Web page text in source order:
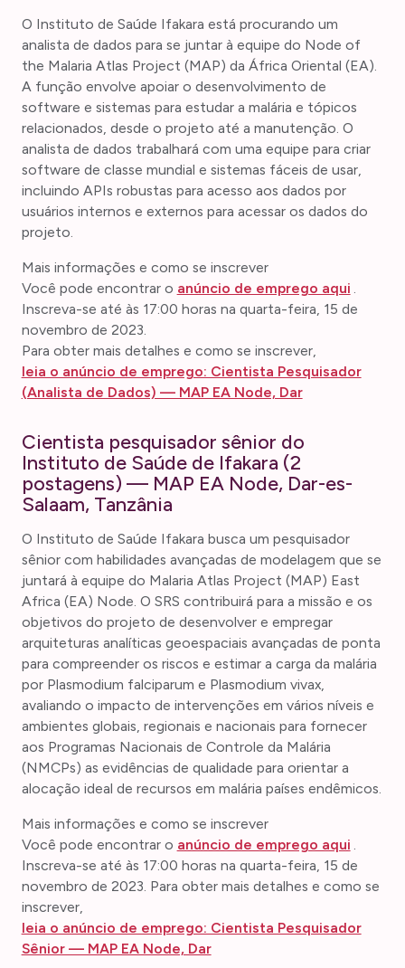
O Instituto de Saúde Ifakara está procurando um
analista de dados para se juntar à equipe do Node of
the Malaria Atlas Project (MAP) da África Oriental (EA).
A função envolve apoiar o desenvolvimento de
software e sistemas para estudar a malária e tópicos
relacionados, desde o projeto até a manutenção. O
analista de dados trabalhará com uma equipe para criar
software de classe mundial e sistemas fáceis de usar,
incluindo APIs robustas para acesso aos dados por
usuários internos e externos para acessar os dados do
projeto.
Mais informações e como se inscrever
Você pode encontrar o anúncio de emprego aqui .
Inscreva-se até às 17:00 horas na quarta-feira, 15 de
novembro de 2023.
Para obter mais detalhes e como se inscrever,
leia o anúncio de emprego: Cientista Pesquisador
(Analista de Dados) — MAP EA Node, Dar
Cientista pesquisador sênior do
Instituto de Saúde de Ifakara (2
postagens) — MAP EA Node, Dar-es-
Salaam, Tanzânia
O Instituto de Saúde Ifakara busca um pesquisador
sênior com habilidades avançadas de modelagem que se
juntará à equipe do Malaria Atlas Project (MAP) East
Africa (EA) Node. O SRS contribuirá para a missão e os
objetivos do projeto de desenvolver e empregar
arquiteturas analíticas geoespaciais avançadas de ponta
para compreender os riscos e estimar a carga da malária
por Plasmodium falciparum e Plasmodium vivax,
avaliando o impacto de intervenções em vários níveis e
ambientes globais, regionais e nacionais para fornecer
aos Programas Nacionais de Controle da Malária
(NMCPs) as evidências de qualidade para orientar a
alocação ideal de recursos em malária países endêmicos.
Mais informações e como se inscrever
Você pode encontrar o anúncio de emprego aqui .
Inscreva-se até às 17:00 horas na quarta-feira, 15 de
novembro de 2023. Para obter mais detalhes e como se
inscrever,
leia o anúncio de emprego: Cientista Pesquisador
Sênior — MAP EA Node, Dar